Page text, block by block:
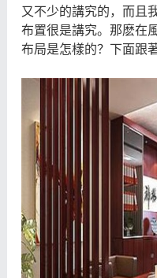
又不少的講究的，而且
布置很是講究。那麽在
布局是怎樣的？下面跟